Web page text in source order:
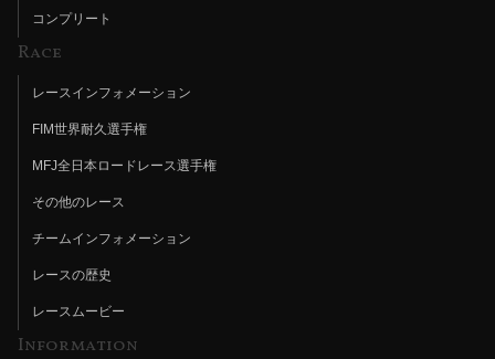
コンプリート
Race
レースインフォメーション
FIM世界耐久選手権
MFJ全日本ロードレース選手権
その他のレース
チームインフォメーション
レースの歴史
レースムービー
Information